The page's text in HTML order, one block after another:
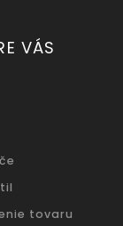
VÁS
tovaru